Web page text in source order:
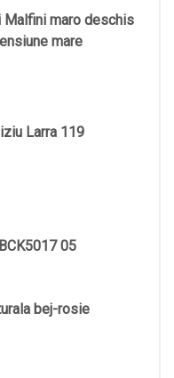
Malfini maro deschis
mare
Larra 119
05
bej-rosie